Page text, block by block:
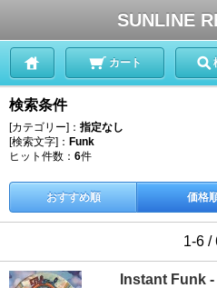
SUNLINE
カート
検索条件
[カテゴリー]： 指定なし
[検索文字]： Funk
ヒット件数： 6件
おすすめ順 価格
1-6 /
Instant Funk